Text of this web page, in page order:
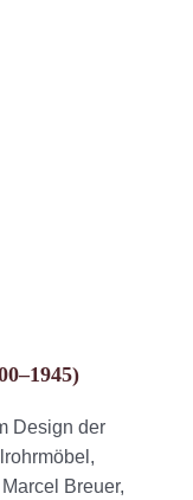
Design der
Breuer,